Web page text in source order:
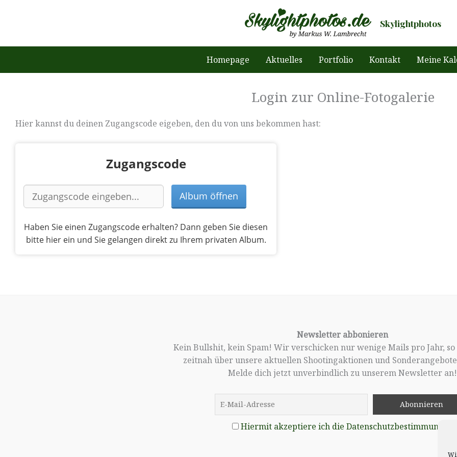
Skylightphotos
Homepage Aktuelles Portfolio Kontakt Meine
Login zur Online-Fotogalerie
Hier kannst du deinen Zugangscode eigeben, den du von uns bekommen hast:
Zugangscode
Haben Sie einen Zugangscode erhalten? Dann geben Sie diesen
bitte hier ein und Sie gelangen direkt zu Ihrem privaten Album.
Newsletter abbonieren
Kein Bullshit, kein Spam! Wir verschicken nur wenige Mails pro Jahr,
zeitnah über unsere aktuellen Shootingaktionen und
Melde dich jetzt unverbindlich zu unserem Newsletter an!
Hiermit akzeptiere ich die Datenschutzbestimmungen